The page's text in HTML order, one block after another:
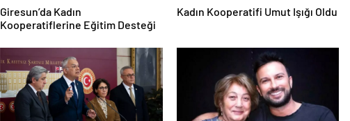
Giresun’da Kadın
Kooperatiflerine Eğitim Desteği
Kadın Kooperatifi Umut Işığı Oldu